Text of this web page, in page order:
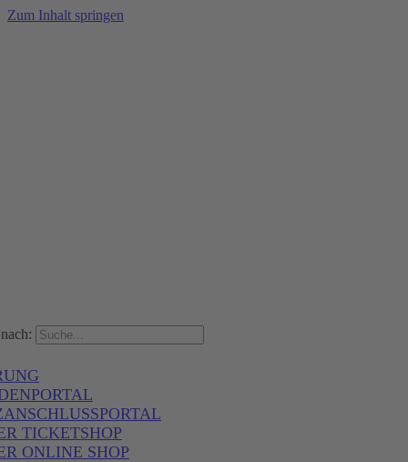
Zum Inhalt springen
TICKETSHOP
ONLINE SHOP